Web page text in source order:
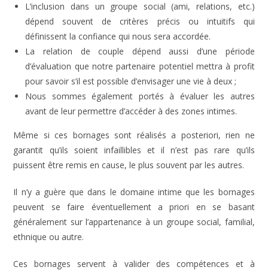
L’inclusion dans un groupe social (ami, relations, etc.)
dépend souvent de critères précis ou intuitifs qui
définissent la confiance qui nous sera accordée.
La relation de couple dépend aussi d’une période
d’évaluation que notre partenaire potentiel mettra à profit
pour savoir s’il est possible d’envisager une vie à deux ;
Nous sommes également portés à évaluer les autres
avant de leur permettre d’accéder à des zones intimes.
Même si ces bornages sont réalisés a posteriori, rien ne
garantit qu’ils soient infaillibles et il n’est pas rare qu’ils
puissent être remis en cause, le plus souvent par les autres.
Il n’y a guère que dans le domaine intime que les bornages
peuvent se faire éventuellement a priori en se basant
généralement sur l’appartenance à un groupe social, familial,
ethnique ou autre.
Ces bornages servent à valider des compétences et à